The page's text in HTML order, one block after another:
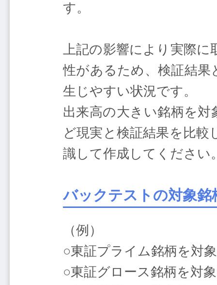
す。
上記の影響により実際に
性があるため、検証結果
生じやすい状況です。
出来高の大きい銘柄を
ど現実と検証結果を比
識して作成してください
バックテストの対象
（例）
○東証プライム銘柄を対象
○東証グロース銘柄を対象